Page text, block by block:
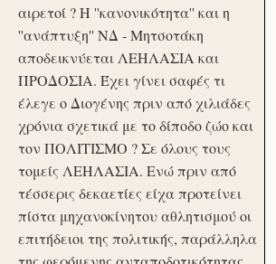
αιρετοί ? Η ''κανονικότητα'' και η
''ανάπτυξη'' ΝΔ - Μητσοτάκη
αποδεικνύεται ΛΕΗΛΑΣΙΑ και
ΠΡΟΔΟΣΙΑ. Έχει γίνει σαφές τι
έλεγε ο Διογένης πριν από χιλιάδες
χρόνια σχετικά με το δίποδο ζώο και
τον ΠΟΛΙΤΙΣΜΟ ? Σε όλους τους
τομείς ΛΕΗΛΑΣΙΑ. Ενώ πριν από
τέσσερις δεκαετίες είχα προτείνει
πίστα μηχανοκίνητου αθλητισμού οι
επιτήδειοι της πολιτικής, παράλληλα